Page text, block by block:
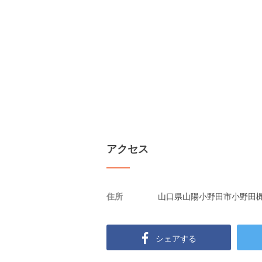
アクセス
住所 山口県山陽小野田市小野田
シェアする